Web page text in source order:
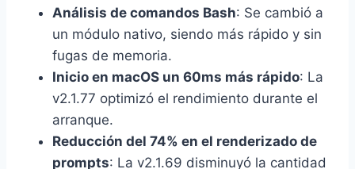
Análisis de comandos Bash: Se cambió a
un módulo nativo, siendo más rápido y sin
fugas de memoria.
Inicio en macOS un 60ms más rápido: La
v2.1.77 optimizó el rendimiento durante el
arranque.
Reducción del 74% en el renderizado de
prompts: La v2.1.69 disminuyó la cantidad